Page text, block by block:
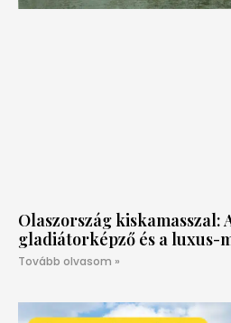
Olaszország kiskamasszal:
gladiátorképző és a luxus-
Tovább olvasom »